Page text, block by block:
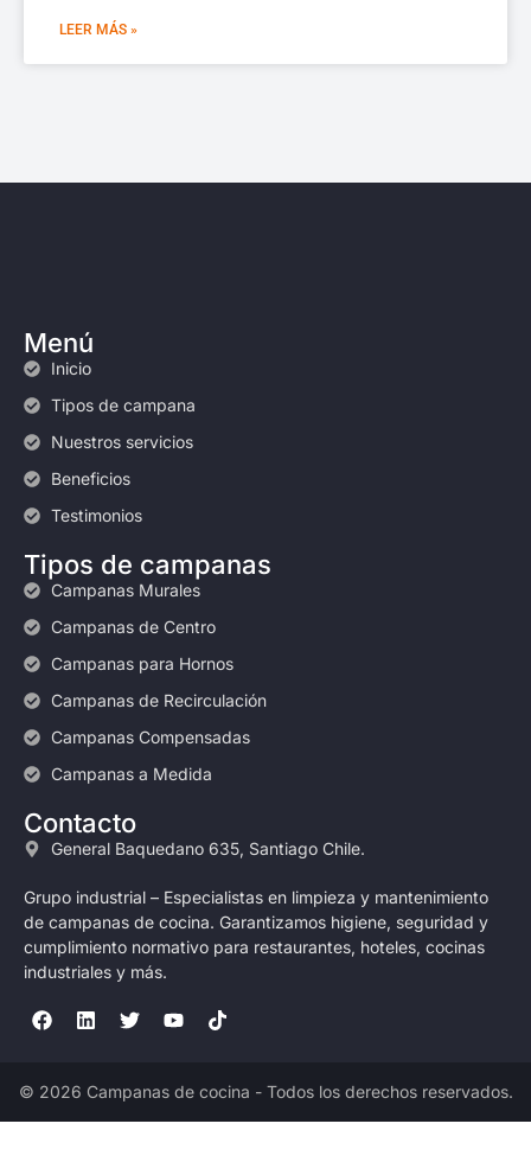
LEER MÁS »
Menú
Inicio
Tipos de campana
Nuestros servicios
Beneficios
Testimonios
Tipos de campanas
Campanas Murales
Campanas de Centro
Campanas para Hornos
Campanas de Recirculación
Campanas Compensadas
Campanas a Medida
Contacto
General Baquedano 635, Santiago Chile.
Grupo industrial – Especialistas en limpieza y mantenimiento
de campanas de cocina. Garantizamos higiene, seguridad y
cumplimiento normativo para restaurantes, hoteles, cocinas
industriales y más.
© 2026 Campanas de cocina - Todos los derechos reservados.